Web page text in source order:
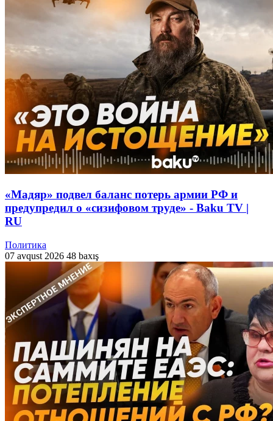
«Мадяр» подвел баланс потерь армии РФ и
предупредил о «сизифовом труде» - Baku TV |
RU
Политика
07 avqust 2026 48 baxış